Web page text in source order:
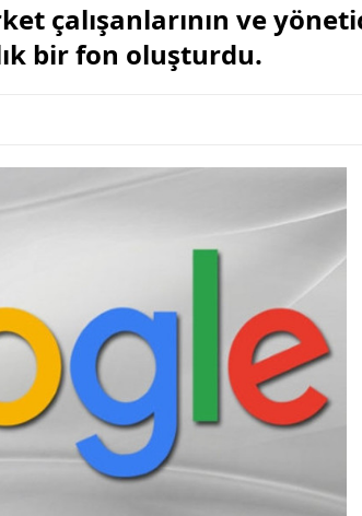
çalışanlarının ve
bir fon oluşturdu.